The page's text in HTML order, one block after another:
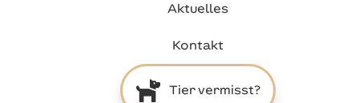
Aktuelles
Kontakt
 Tier vermisst?